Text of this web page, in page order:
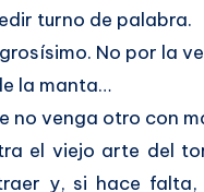
turno de palabra.
No por la
la manta…
no venga otro con
el viejo arte del
y, si hace